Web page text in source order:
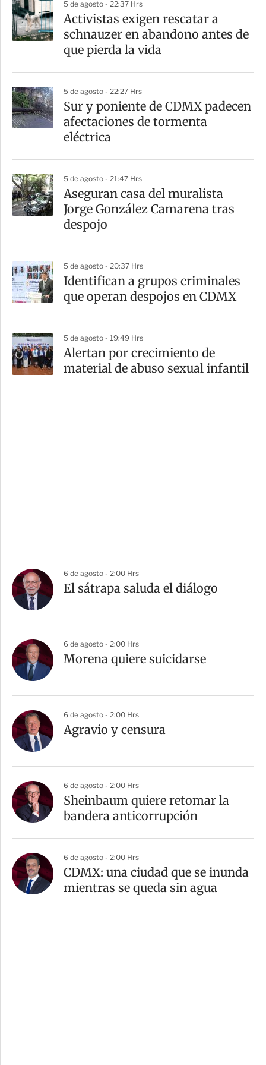
a
r
t
5 de agosto - 22:37 Hrs
Activistas exigen rescatar a
schnauzer en abandono antes de
que pierda la vida
5 de agosto - 22:27 Hrs
Sur y poniente de CDMX padecen
afectaciones de tormenta
eléctrica
5 de agosto - 21:47 Hrs
Aseguran casa del muralista
Jorge González Camarena tras
despojo
5 de agosto - 20:37 Hrs
Identifican a grupos criminales
que operan despojos en CDMX
5 de agosto - 19:49 Hrs
Alertan por crecimiento de
material de abuso sexual infantil
6 de agosto - 2:00 Hrs
El sátrapa saluda el diálogo
6 de agosto - 2:00 Hrs
Morena quiere suicidarse
6 de agosto - 2:00 Hrs
Agravio y censura
6 de agosto - 2:00 Hrs
Sheinbaum quiere retomar la
bandera anticorrupción
6 de agosto - 2:00 Hrs
CDMX: una ciudad que se inunda
mientras se queda sin agua